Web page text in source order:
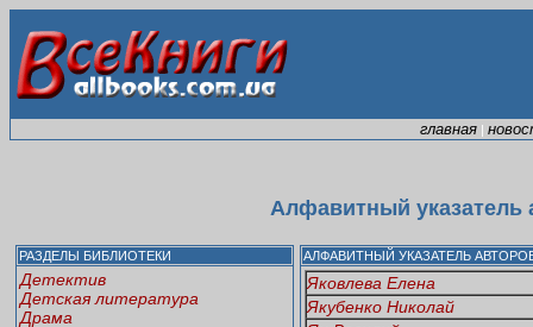
главная |
Алфавитный указатель
РАЗДЕЛЫ БИБЛИОТЕКИ
Детектив
Детская литература
Драма
АЛФАВИТНЫЙ УКАЗАТЕЛЬ
Яковлева Елена
Якубенко Николай